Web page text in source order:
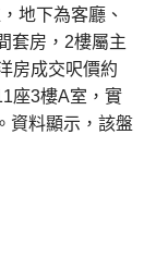
地下為客廳、
套房，2樓屬主
房成交呎價約
座3樓A室，實
資料顯示，該盤